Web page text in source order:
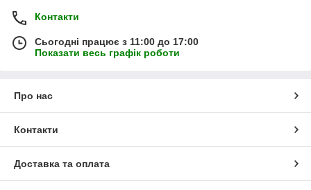
Контакти
Сьогодні працює з 11:00 до 17:00
Показати весь графік роботи
Про нас
Контакти
Доставка та оплата